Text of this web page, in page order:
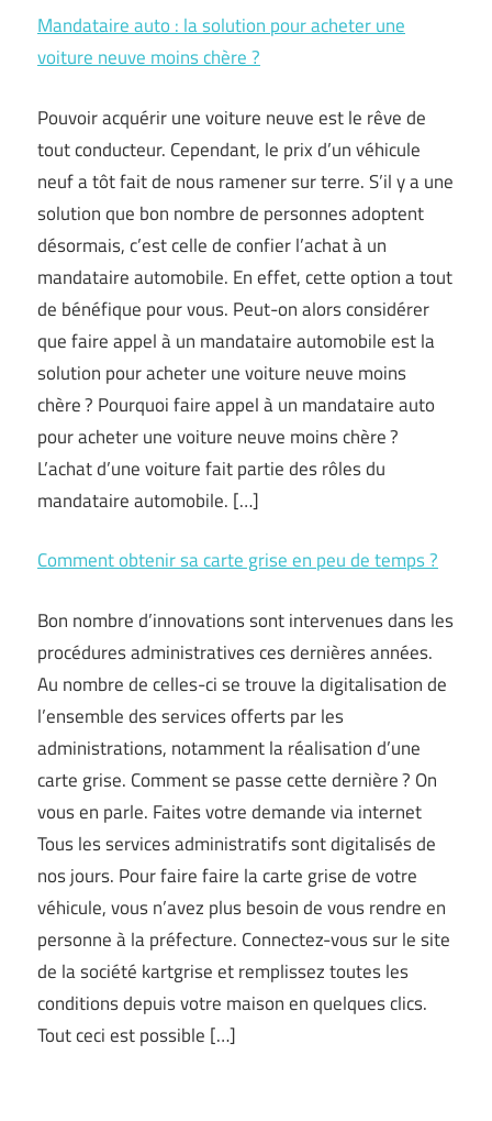
Mandataire auto : la solution pour acheter une
voiture neuve moins chère ?
Pouvoir acquérir une voiture neuve est le rêve de
tout conducteur. Cependant, le prix d’un véhicule
neuf a tôt fait de nous ramener sur terre. S’il y a une
solution que bon nombre de personnes adoptent
désormais, c’est celle de confier l’achat à un
mandataire automobile. En effet, cette option a tout
de bénéfique pour vous. Peut-on alors considérer
que faire appel à un mandataire automobile est la
solution pour acheter une voiture neuve moins
chère ? Pourquoi faire appel à un mandataire auto
pour acheter une voiture neuve moins chère ?
L’achat d’une voiture fait partie des rôles du
mandataire automobile. […]
Comment obtenir sa carte grise en peu de temps ?
Bon nombre d’innovations sont intervenues dans les
procédures administratives ces dernières années.
Au nombre de celles-ci se trouve la digitalisation de
l’ensemble des services offerts par les
administrations, notamment la réalisation d’une
carte grise. Comment se passe cette dernière ? On
vous en parle. Faites votre demande via internet
Tous les services administratifs sont digitalisés de
nos jours. Pour faire faire la carte grise de votre
véhicule, vous n’avez plus besoin de vous rendre en
personne à la préfecture. Connectez-vous sur le site
de la société kartgrise et remplissez toutes les
conditions depuis votre maison en quelques clics.
Tout ceci est possible […]